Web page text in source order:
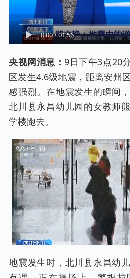
0:00/01:56
央视网消息： 9日下午3点20
区发生4.6级地震，距离安州
感强烈。在地震发生的瞬间
北川县永昌幼儿园的女教师
学楼跑去。
地震发生时，北川县永昌幼